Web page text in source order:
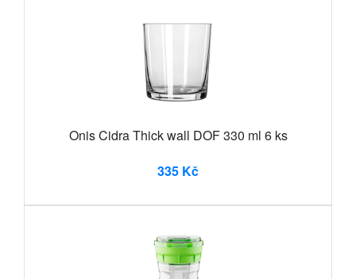
Onis Cidra Thick wall DOF 330 ml 6 ks
335 Kč